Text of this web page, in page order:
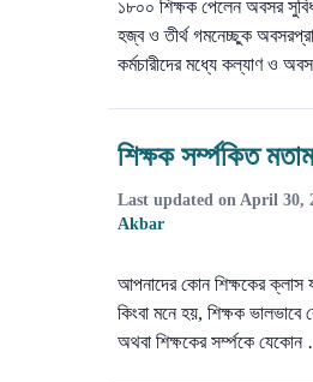
১৮০০ শিক্ষক পেলেন অবসর
হজ্ব ও তীর্থ গমনেচ্ছুক
কর্মচারীদের মধ্যে কল্যাণ ও
শিক্ষক সর্ম্পকিত
Last updated on April 30,
Akbar
আপনাদের কোন শিক্ষকের ক্লাস
কিংবা মনে হয়, শিক্ষক ভালভাবে
অথবা শিক্ষকের সর্ম্পকে